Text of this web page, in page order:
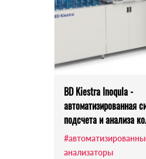
BD Kiestra Inoqula -
автоматизированная
подсчета и анализа
анализаторы